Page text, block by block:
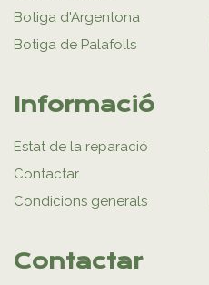
Botiga d'Argentona
Botiga de Palafolls
Informació
Estat de la reparació
Contactar
Condicions generals
Contactar